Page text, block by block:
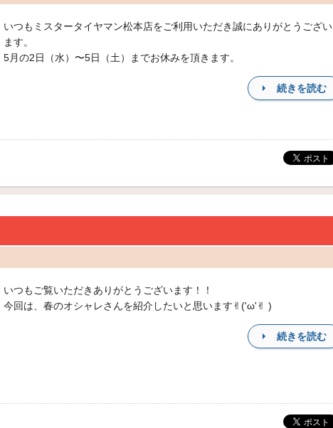
いつもミスタータイヤマン松本店をご利用いただき誠にありがとうござい
ます。
5月の2日（水）〜5日（土）までお休みを頂きます。
続きを読む
いつもご覧いただきありがとうございます！！
今回は、春のオシャレさんを紹介したいと思います✌︎('ω'✌︎ )
続きを読む